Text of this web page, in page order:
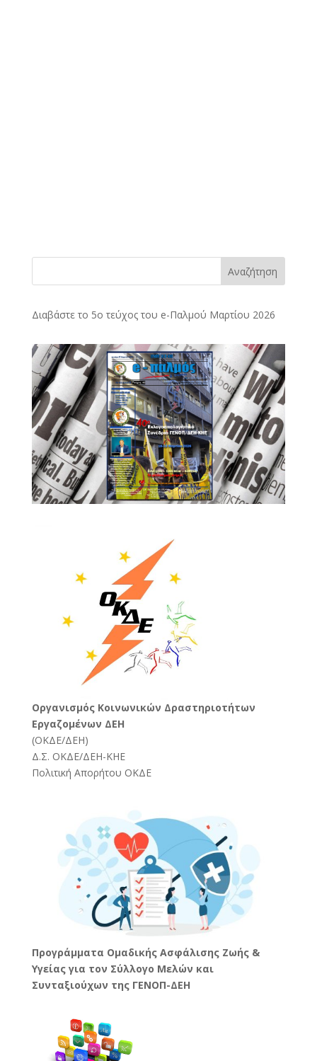
Αναζήτηση
Διαβάστε το 5ο τεύχος του e-Παλμού Μαρτίου 2026
Oργανισμός Κοινωνικών Δραστηριοτήτων
Εργαζομένων ΔΕΗ
(ΟΚΔΕ/ΔΕΗ)
Δ.Σ. ΟΚΔΕ/ΔΕΗ-ΚΗΕ
Πολιτική Απορήτου ΟΚΔΕ
Προγράμματα Ομαδικής Ασφάλισης Ζωής &
Υγείας για τον Σύλλογο Μελών και
Συνταξιούχων της ΓΕΝΟΠ-ΔΕΗ